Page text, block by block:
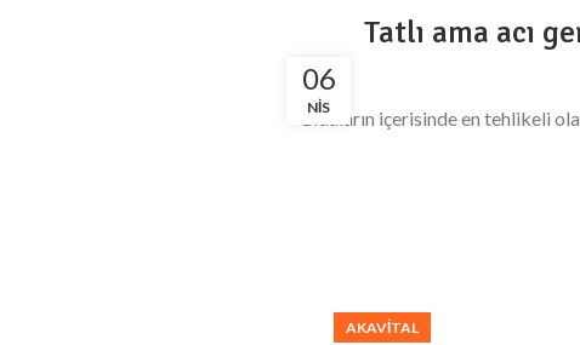
06
NIS
Tatlı ama acı
Gıdaların içerisinde en tehlikeli
AKAVITAL